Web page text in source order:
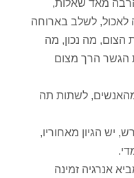
מאד שאלות,
לאכול, לשלב בארוחה
מה נכון, מה
הגשר הרך מצום
לשתות תה
יש הגיון מאחוריו,
אנרגיה זמינה